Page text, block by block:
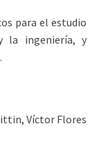
para el estudio
la ingeniería, y
Víctor Flores